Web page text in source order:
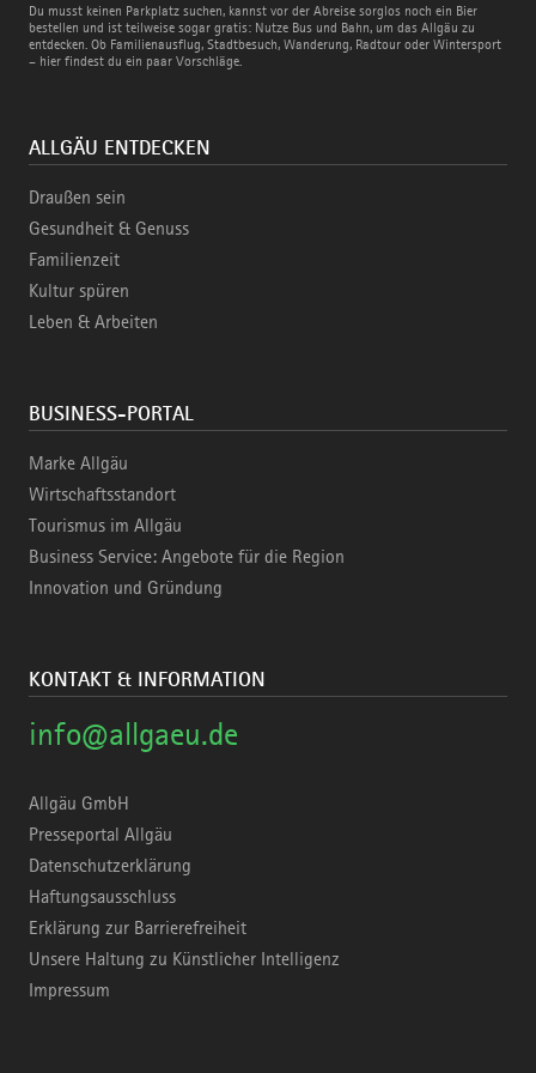
Du musst keinen Parkplatz suchen, kannst vor der Abreise sorglos noch ein Bier
bestellen und ist teilweise sogar gratis: Nutze Bus und Bahn, um das Allgäu zu
entdecken. Ob Familienausflug, Stadtbesuch, Wanderung, Radtour oder Wintersport
– hier findest du ein paar Vorschläge.
Bus
und
Bahn
ALLGÄU ENTDECKEN
Draußen sein
Gesundheit & Genuss
Familienzeit
Kultur spüren
Leben & Arbeiten
BUSINESS-PORTAL
Marke Allgäu
Wirtschaftsstandort
Tourismus im Allgäu
Business Service: Angebote für die Region
Innovation und Gründung
KONTAKT & INFORMATION
info@allgaeu.de
Allgäu GmbH
Presseportal Allgäu
Datenschutzerklärung
Haftungsausschluss
Erklärung zur Barrierefreiheit
Unsere Haltung zu Künstlicher Intelligenz
Impressum